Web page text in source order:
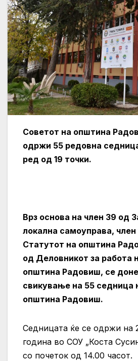
Советот на општина
одржи 55 редовна
ред од 19 точки.
Врз основа на член 39 од
локална самоуправа, член
Статутот на општина
од Деловникот за работа
општина Радовиш, се
свикување на 55 седница
општина Радовиш.
Седницата ќе се одржи на
година во СОУ „Коста
со почеток од 14.00 часот.